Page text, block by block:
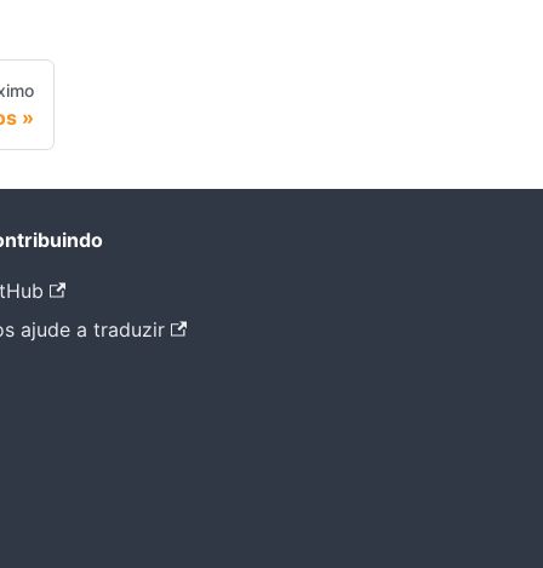
ajude a traduzir